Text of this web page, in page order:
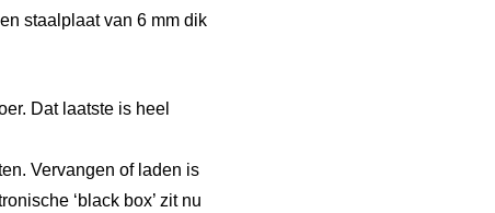
staalplaat van 6 mm dik
Dat laatste is heel
Vervangen of laden is
‘black box’ zit nu